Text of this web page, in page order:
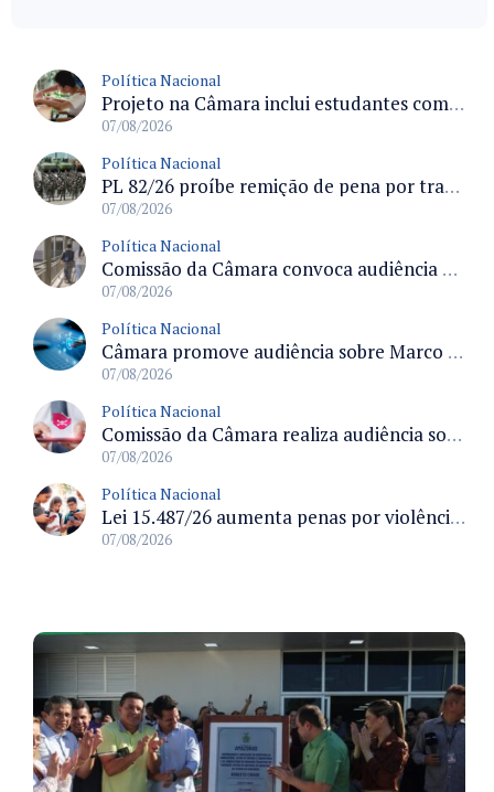
Política Nacional
Projeto na Câmara inclui estudantes com deficiência no regime escolar especial da LDB e estabelece critérios para frequência
07/08/2026
Política Nacional
PL 82/26 proíbe remição de pena por trabalho em funções militares para condenados por crimes contra o Estado Democrático de Direito
07/08/2026
Política Nacional
Comissão da Câmara convoca audiência para discutir misoginia nas escolas e universidades após divulgação de listas misóginas
07/08/2026
Política Nacional
Câmara promove audiência sobre Marco de Fomento à Economia Digital e impactos da inteligência artificial
07/08/2026
Política Nacional
Comissão da Câmara realiza audiência sobre apostas online para medir o tamanho do mercado ilegal
07/08/2026
Política Nacional
Lei 15.487/26 aumenta penas por violência sexual digital contra crianças e adolescentes e autoriza ronda virtual para investigação
07/08/2026